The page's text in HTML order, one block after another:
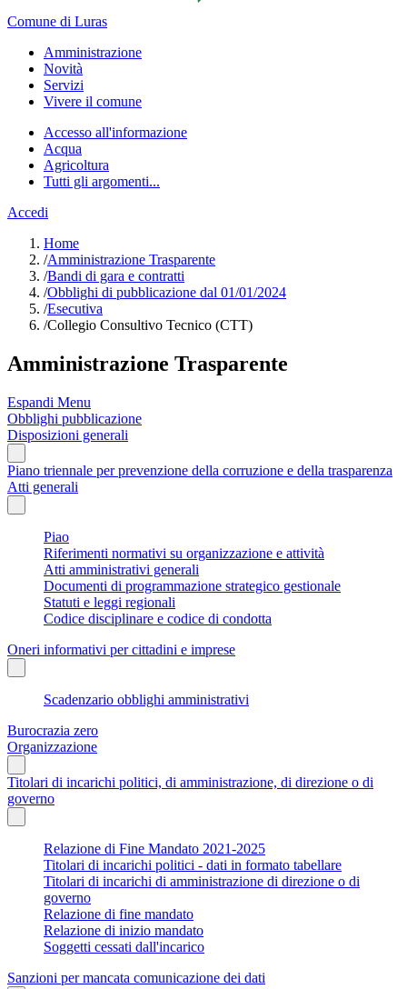
Comune di Luras
Amministrazione
Novità
Servizi
Vivere il comune
Accesso all'informazione
Acqua
Agricoltura
Tutti gli argomenti...
Accedi
Home
/Amministrazione Trasparente
/Bandi di gara e contratti
/Obblighi di pubblicazione dal 01/01/2024
/Esecutiva
/Collegio Consultivo Tecnico (CTT)
Amministrazione Trasparente
Espandi Menu
Obblighi pubblicazione
Disposizioni generali
Piano triennale per prevenzione della corruzione e della trasparenza
Atti generali
Piao
Riferimenti normativi su organizzazione e attività
Atti amministrativi generali
Documenti di programmazione strategico gestionale
Statuti e leggi regionali
Codice disciplinare e codice di condotta
Oneri informativi per cittadini e imprese
Scadenzario obblighi amministrativi
Burocrazia zero
Organizzazione
Titolari di incarichi politici, di amministrazione, di direzione o di
governo
Relazione di Fine Mandato 2021-2025
Titolari di incarichi politici - dati in formato tabellare
Titolari di incarichi di amministrazione di direzione o di
governo
Relazione di fine mandato
Relazione di inizio mandato
Soggetti cessati dall'incarico
Sanzioni per mancata comunicazione dei dati